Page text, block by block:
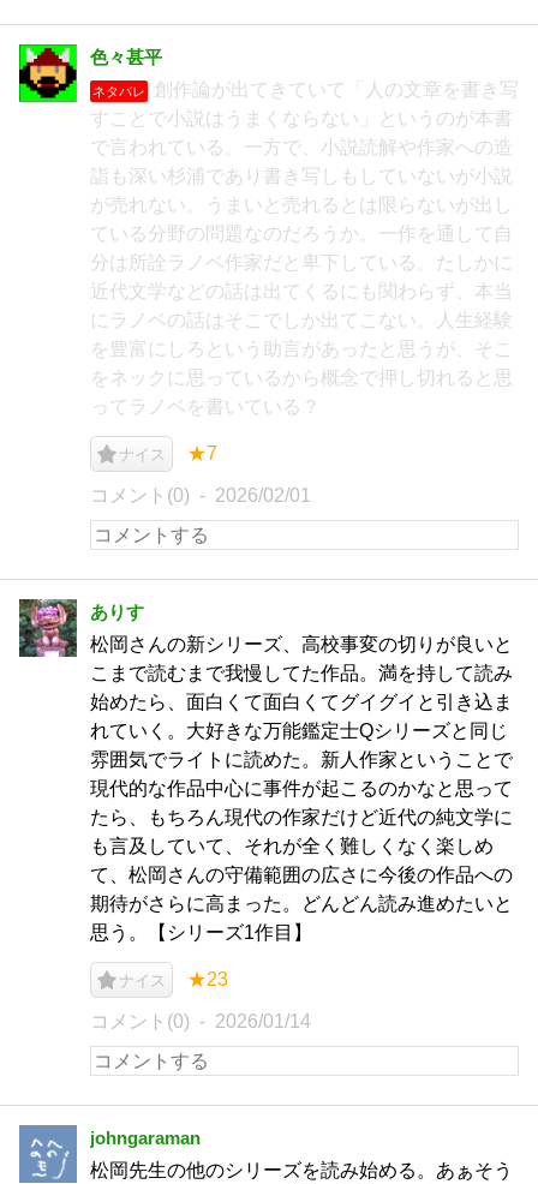
色々甚平
ネタバレ
創作論が出てきていて「人の文章を書き写
すことで小説はうまくならない」というのが本書
で言われている。一方で、小説読解や作家への造
詣も深い杉浦であり書き写しもしていないが小説
が売れない。うまいと売れるとは限らないが出し
ている分野の問題なのだろうか。一作を通して自
分は所詮ラノベ作家だと卑下している。たしかに
近代文学などの話は出てくるにも関わらず、本当
にラノベの話はそこでしか出てこない。人生経験
を豊富にしろという助言があったと思うが、そこ
をネックに思っているから概念で押し切れると思
ってラノベを書いている？
ナイス ★7
コメント(0) 2026/02/01
ありす
松岡さんの新シリーズ、高校事変の切りが良いと
こまで読むまで我慢してた作品。満を持して読み
始めたら、面白くて面白くてグイグイと引き込ま
れていく。大好きな万能鑑定士Qシリーズと同じ
雰囲気でライトに読めた。新人作家ということで
現代的な作品中心に事件が起こるのかなと思って
たら、もちろん現代の作家だけど近代の純文学に
も言及していて、それが全く難しくなく楽しめ
て、松岡さんの守備範囲の広さに今後の作品への
期待がさらに高まった。どんどん読み進めたいと
思う。【シリーズ1作目】
ナイス ★23
コメント(0) 2026/01/14
johngaraman
松岡先生の他のシリーズを読み始める。あぁそう